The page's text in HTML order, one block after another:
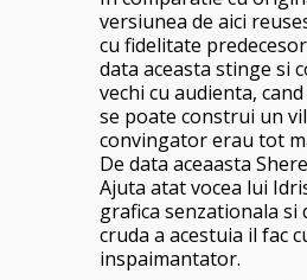
versiunea de aici
cu fidelitate
data aceasta stinge si
vechi cu audienta,
se poate construi un
convingator erau tot
De data aceaasta
Ajuta atat vocea lui
grafica senzationala si
cruda a acestuia il fac
inspaimantator.